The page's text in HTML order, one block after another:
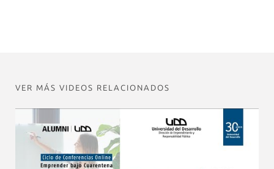
VER MÁS VIDEOS RELACIONADOS